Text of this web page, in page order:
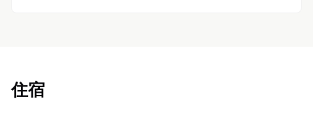
住宿